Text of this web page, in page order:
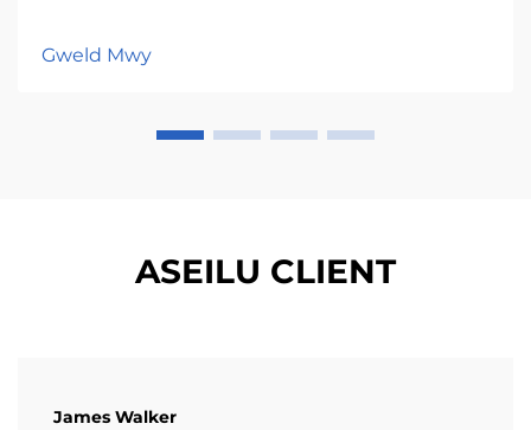
Gweld Mwy
ASEILU CLIENT
James Walker